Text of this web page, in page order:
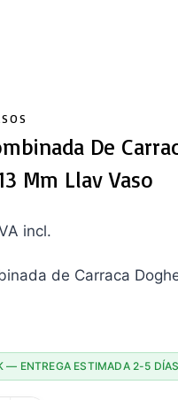
De
Mm Llav Vaso
incl.
de Carraca
— ENTREGA ESTIMADA 2-5